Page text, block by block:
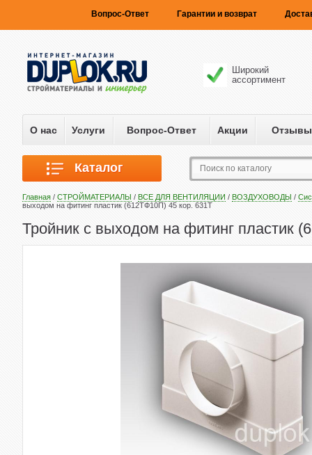
Вопрос-Ответ Гарантии и возврат
Широкий
ассортимент
О нас Услуги Вопрос-Ответ Акции Отзывы
Главная / СТРОЙМАТЕРИАЛЫ / ВСЕ ДЛЯ ВЕНТИЛЯЦИИ / ВОЗДУХОВОДЫ /
выходом на фитинг пластик (612ТФ10П) 45 кор. 631Т
Тройник с выходом на фитинг пластик
Каталог